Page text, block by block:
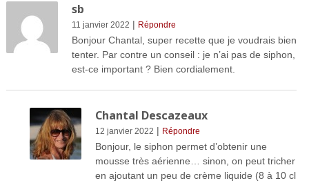
sb
11 janvier 2022 | Répondre
Bonjour Chantal, super recette que je voudrais bien
tenter. Par contre un conseil : je n’ai pas de siphon,
est-ce important ? Bien cordialement.
Chantal Descazeaux
12 janvier 2022 | Répondre
Bonjour, le siphon permet d’obtenir une
mousse très aérienne… sinon, on peut tricher
en ajoutant un peu de crème liquide (8 à 10 cl